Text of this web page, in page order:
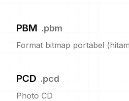
PBM .pbm
Format bitmap portabel
PCD .pcd
Photo CD